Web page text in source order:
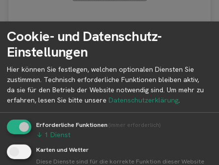
ℹ️Bitte wähle für Details ein Icon auf der Karte aus.
Erntezeit aller Produkte von Gut
Birkenmoor
Cookie- und Datenschutz-
Einstellungen
Hier können Sie festlegen, welchen optionalen Diensten Sie
zustimmen. Technisch erforderliche Funktionen bleiben aktiv,
da sie für den Betrieb der Website notwendig sind. Um mehr zu
erfahren, lesen Sie bitte unsere Datenschutzerklärung.
Erforderliche Funktionen(immer erforderlich)
↓ 1 Dienst
Karten und Wetter
Diese Dienste sind für die korrekte Funktion dieser Website